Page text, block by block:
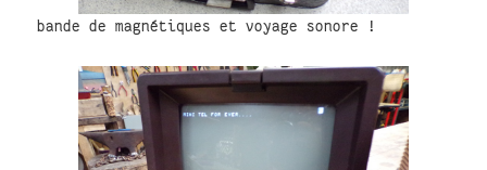
bande de magnétiques et voyage sonore !